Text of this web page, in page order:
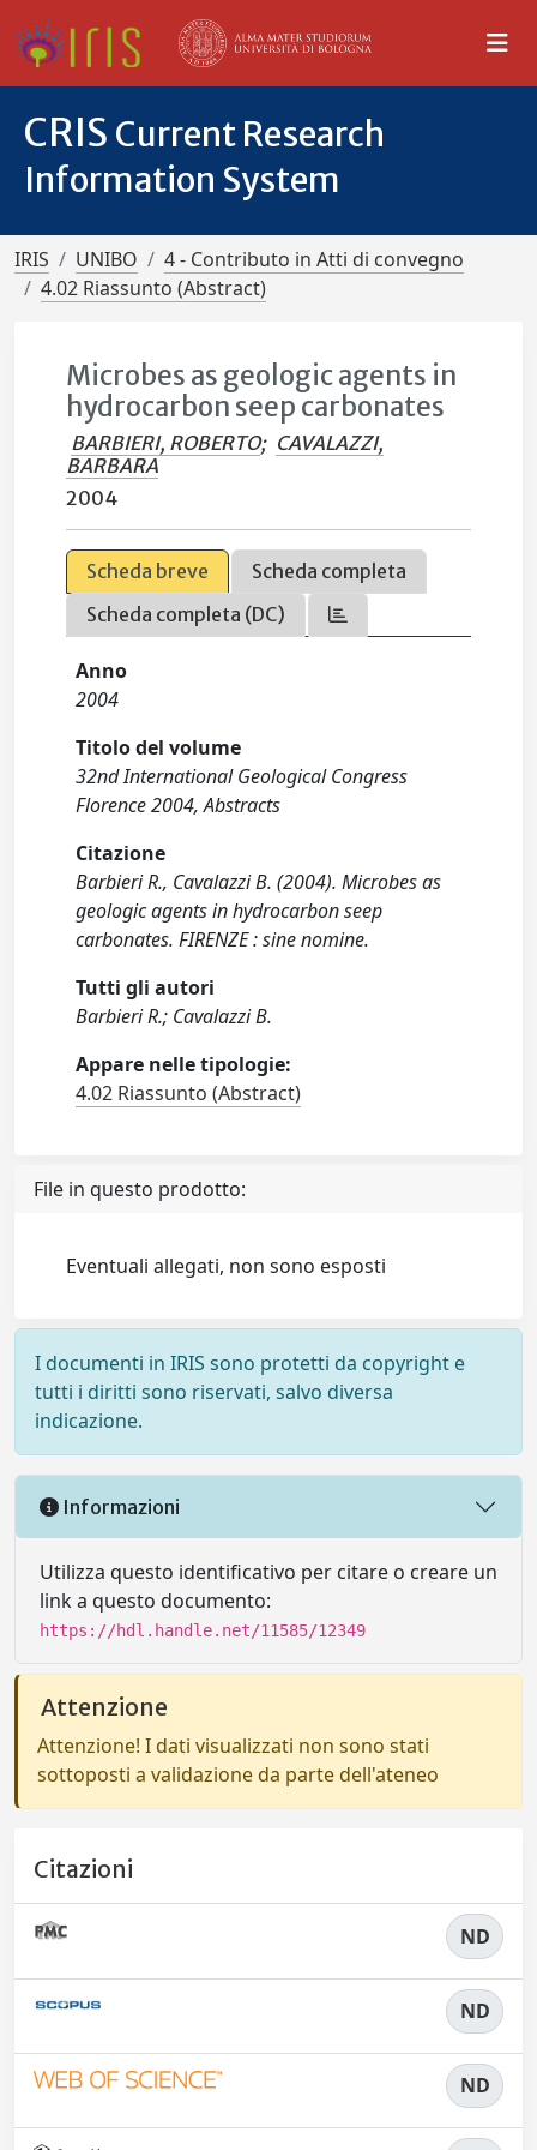
CRIS Current Research
Information System
IRIS UNIBO
4 - Contributo in Atti di convegno
4.02 Riassunto (Abstract)
Microbes as geologic agents in
hydrocarbon seep carbonates
BARBIERI, ROBERTO; CAVALAZZI,
BARBARA
2004
Scheda breve
Scheda completa
Scheda completa (DC)
Anno
2004
Titolo del volume
32nd International Geological Congress
Florence 2004, Abstracts
Citazione
Barbieri R., Cavalazzi B. (2004). Microbes as
geologic agents in hydrocarbon seep
carbonates. FIRENZE : sine nomine.
Tutti gli autori
Barbieri R.; Cavalazzi B.
Appare nelle tipologie:
4.02 Riassunto (Abstract)
File in questo prodotto:
Eventuali allegati, non sono esposti
I documenti in IRIS sono protetti da copyright e
tutti i diritti sono riservati, salvo diversa
indicazione.
Informazioni
Utilizza questo identificativo per citare o creare un
link a questo documento:
https://hdl.handle.net/11585/12349
Attenzione
Attenzione! I dati visualizzati non sono stati
sottoposti a validazione da parte dell'ateneo
Citazioni
ND
ND
ND